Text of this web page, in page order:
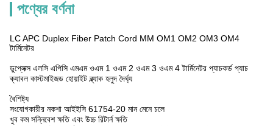
পণ্যের বর্ণনা
LC APC Duplex Fiber Patch Cord MM OM1 OM2 OM3 OM4
টার্মিনেটর
ডুপ্লেক্স এলসি এপিসি এমএম ওএম 1 ওএম 2 ওএম 3 ওএম 4 টার্মিনেটর প্যাচকর্ড প্যাচ
ক্যাবল কাস্টমাইজড হোয়াইট ব্ল্যাক হলুদ দৈর্ঘ্য
বৈশিষ্ট্য
সংযোগকারীর নকশা আইইসি 61754-20 মান মেনে চলে
খুব কম সন্নিবেশ ক্ষতি এবং উচ্চ রিটার্ন ক্ষতি